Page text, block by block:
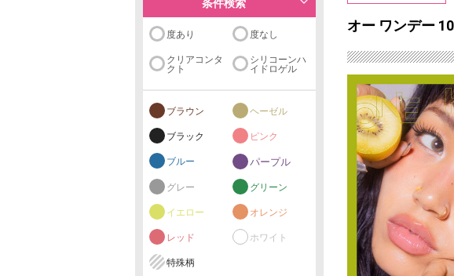
条件検索
度あり 度なし
クリアコンタ
クト
シリコーンハ
イドロゲル
ブラウン ヘーゼル
ブラック ピンク
ブルー パープル
グレー グリーン
イエロー オレンジ
レッド ホワイト
特殊柄
オー ワンデー